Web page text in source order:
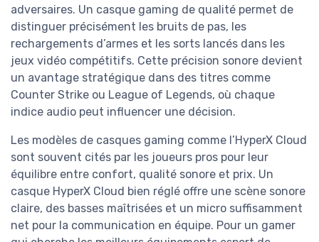
adversaires. Un casque gaming de qualité permet de
distinguer précisément les bruits de pas, les
rechargements d’armes et les sorts lancés dans les
jeux vidéo compétitifs. Cette précision sonore devient
un avantage stratégique dans des titres comme
Counter Strike ou League of Legends, où chaque
indice audio peut influencer une décision.
Les modèles de casques gaming comme l’HyperX Cloud
sont souvent cités par les joueurs pros pour leur
équilibre entre confort, qualité sonore et prix. Un
casque HyperX Cloud bien réglé offre une scène sonore
claire, des basses maîtrisées et un micro suffisamment
net pour la communication en équipe. Pour un gamer